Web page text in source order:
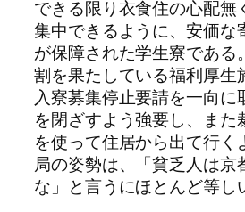
できる限り衣食住の心配無
集中できるように、安価な
が保障された学生寮である
割を果たしている福利厚生
入寮募集停止要請を一向に
を閉ざすよう強要し、また
を使って住居から出て行く
局の姿勢は、「貧乏人は京
な」と言うにほとんど等し